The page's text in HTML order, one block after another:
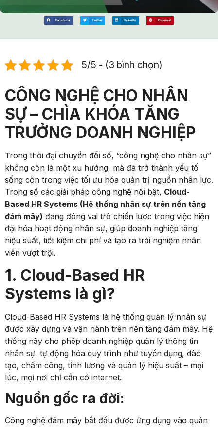
Facebook Twitter LinkedIn Pinterest
5/5 - (3 bình chọn)
CÔNG NGHỆ CHO NHÂN
SỰ – CHÌA KHÓA TĂNG
TRƯỞNG DOANH NGHIỆP
Trong thời đại chuyển đổi số, “công nghệ cho nhân sự”
không còn là một xu hướng, mà đã trở thành yếu tố
sống còn trong việc tối ưu hóa quản trị nguồn nhân lực.
Trong số các giải pháp công nghệ nổi bật, Cloud-
Based HR Systems (Hệ thống nhân sự trên nền tảng
đám mây) đang đóng vai trò chiến lược trong việc hiện
đại hóa hoạt động nhân sự, giúp doanh nghiệp tăng
hiệu suất, tiết kiệm chi phí và tạo ra trải nghiệm nhân
viên vượt trội.
1. Cloud-Based HR
Systems là gì?
Cloud-Based HR Systems là hệ thống quản lý nhân sự
được xây dựng và vận hành trên nền tảng đám mây. Hệ
thống này cho phép doanh nghiệp quản lý thông tin
nhân sự, tự động hóa quy trình như tuyển dụng, đào
tạo, chấm công, tính lương và quản lý hiệu suất – mọi
lúc, mọi nơi chỉ cần có internet.
Nguồn gốc ra đời:
Công nghệ đám mây bắt đầu được ứng dụng vào quản